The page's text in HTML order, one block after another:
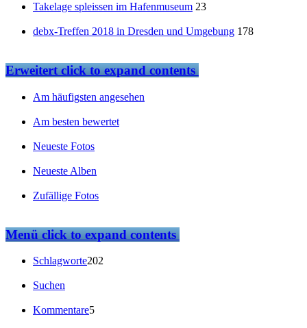
Takelage spleissen im Hafenmuseum 23
debx-Treffen 2018 in Dresden und Umgebung 178
Erweitertclick to expand contents
Am häufigsten angesehen
Am besten bewertet
Neueste Fotos
Neueste Alben
Zufällige Fotos
Menüclick to expand contents
Schlagworte202
Suchen
Kommentare5